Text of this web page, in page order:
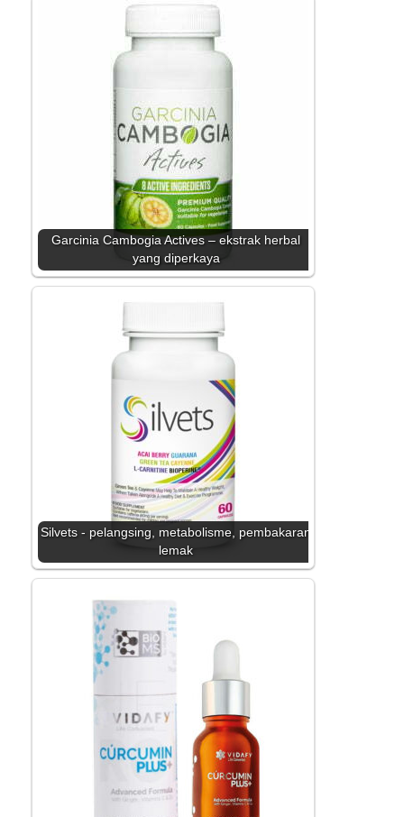
Garcinia Cambogia Actives – ekstrak herbal
yang diperkaya
Silvets - pelangsing, metabolisme, pembakaran
lemak